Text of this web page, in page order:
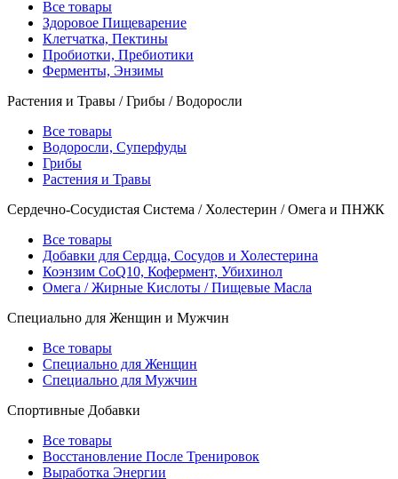
Все товары
Здоровое Пищеварение
Клетчатка, Пектины
Пробиотки, Пребиотики
Ферменты, Энзимы
Растения и Травы / Грибы / Водоросли
Все товары
Водоросли, Суперфуды
Грибы
Растения и Травы
Сердечно-Сосудистая Система / Холестерин / Омега и ПНЖК
Все товары
Добавки для Сердца, Сосудов и Холестерина
Коэнзим CoQ10, Кофермент, Убихинол
Омега / Жирные Кислоты / Пищевые Масла
Специально для Женщин и Мужчин
Все товары
Специально для Женщин
Специально для Мужчин
Спортивные Добавки
Все товары
Восстановление После Тренировок
Выработка Энергии